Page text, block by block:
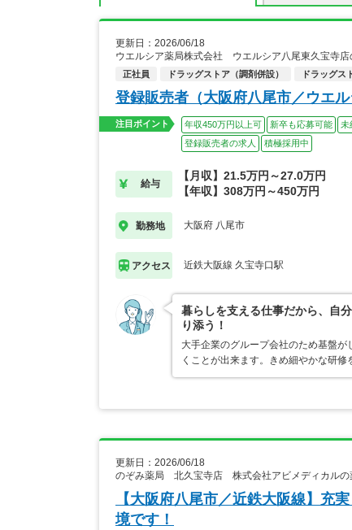
更新日：2026/06/18
ウエルシア薬局株式会社 ウエルシア八尾東久宝寺店
正社員 ドラッグストア（調剤併設） ドラッグス
登録販売者（大阪府八尾市／ウエル
注目ポイント 年収450万円以上可 新卒も応募可能 未
登録販売者の求人
積極採用中
給与
【月収】21.5万円～27.0万円
【年収】308万円～450万円
勤務地 大阪府 八尾市
アクセス 近鉄大阪線 久宝寺口駅
暮らしを支える仕事だから、自
り添う！
大手企業のグループ会社のため基盤
くことが出来ます。きめ細やかな研
更新日：2026/06/18
のぞみ薬局 北久宝寺店 株式会社アビメディカルの
【大阪府八尾市／近鉄大阪線】充
境です！